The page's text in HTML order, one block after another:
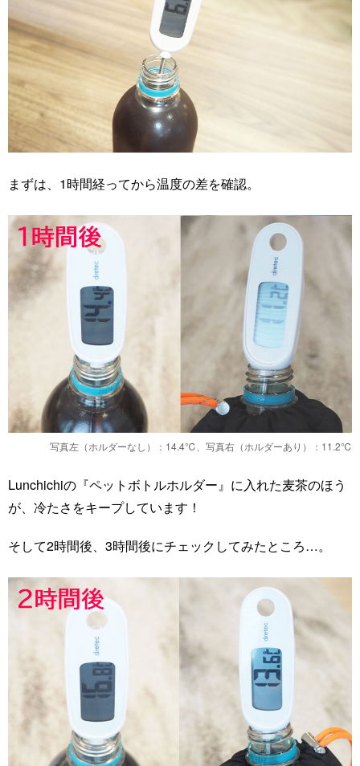
まずは、1時間経ってから温度の差を確認。
写真左（ホルダーなし）：14.4℃、写真右（ホルダーあり）：11.2℃
Lunchichiの『ペットボトルホルダー』に入れた麦茶のほう
が、冷たさをキープしています！
そして2時間後、3時間後にチェックしてみたところ…。